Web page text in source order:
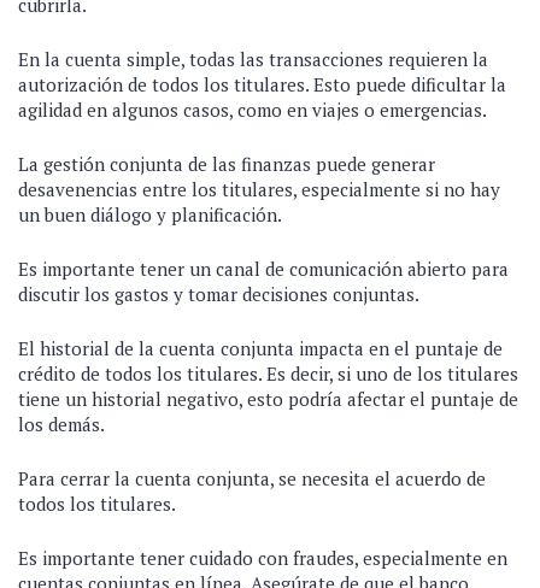
cubrirla.
En la cuenta simple, todas las transacciones requieren la
autorización de todos los titulares. Esto puede dificultar la
agilidad en algunos casos, como en viajes o emergencias.
La gestión conjunta de las finanzas puede generar
desavenencias entre los titulares, especialmente si no hay
un buen diálogo y planificación.
Es importante tener un canal de comunicación abierto para
discutir los gastos y tomar decisiones conjuntas.
El historial de la cuenta conjunta impacta en el puntaje de
crédito de todos los titulares. Es decir, si uno de los titulares
tiene un historial negativo, esto podría afectar el puntaje de
los demás.
Para cerrar la cuenta conjunta, se necesita el acuerdo de
todos los titulares.
Es importante tener cuidado con fraudes, especialmente en
cuentas conjuntas en línea. Asegúrate de que el banco